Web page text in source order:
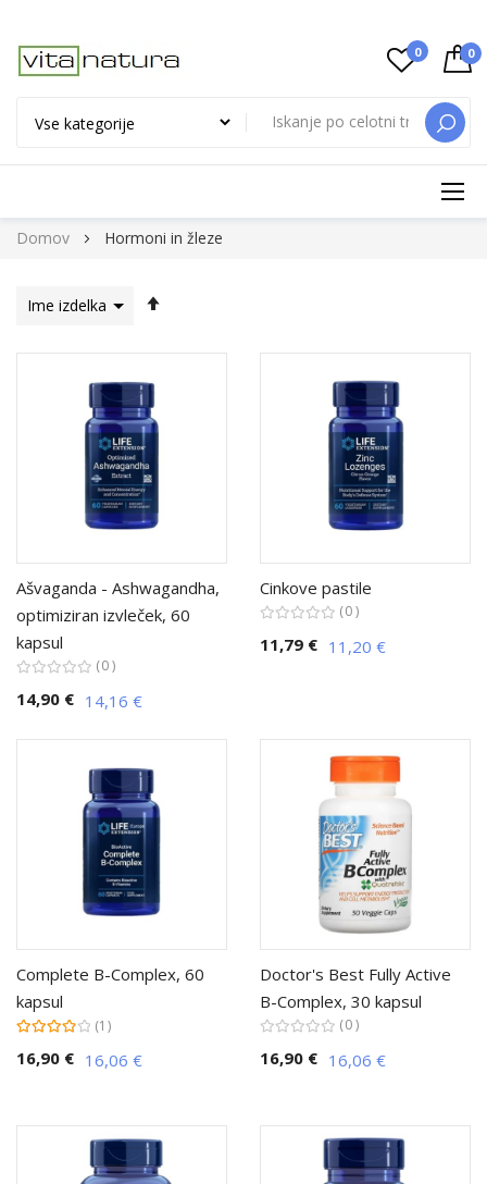
0 0
Preskoči
Domov Hormoni in žleze
smer
Ašvaganda - Ashwagandha,
optimiziran izvleček, 60
kapsul
0
14,90 € 14,16 €
Cinkove pastile
0
11,79 € 11,20 €
Complete B-Complex, 60
kapsul
Ocena:
80%
1
16,90 € 16,06 €
Doctor's Best Fully Active
B-Complex, 30 kapsul
0
16,90 € 16,06 €